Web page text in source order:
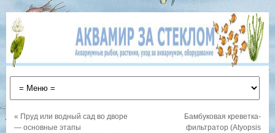
« Пруд или водный сад во дворе
— основные этапы
Бамбуковая креветка-
фильтратор (Atyopsis